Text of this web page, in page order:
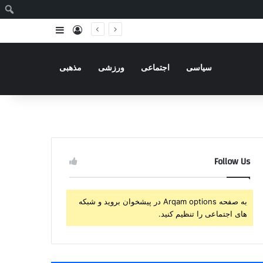
ورودسایدبار
سیاسی اجتماعی ورزشی مذهبی
Follow Us
به صفحه Arqam options در پیشخوان بروید و شبکه
های اجتماعی را تنظیم کنید.